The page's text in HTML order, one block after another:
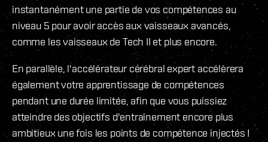
instantanément une partie de vos compétences au
niveau 5 pour avoir accès aux vaisseaux avancés,
comme les vaisseaux de Tech II et plus encore.
En parallèle, l'accélérateur cérébral expert accélèrera
également votre apprentissage de compétences
pendant une durée limitée, afin que vous puissiez
atteindre des objectifs d'entraînement encore plus
ambitieux une fois les points de compétence injectés !